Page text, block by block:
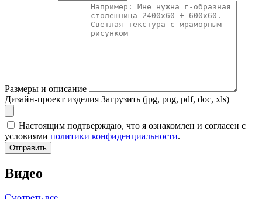
Размеры и описание
Дизайн-проект изделия Загрузить (jpg, png, pdf, doc, xls)
Настоящим подтверждаю, что я ознакомлен и согласен с
условиями политики конфиденциальности.
Отправить
Видео